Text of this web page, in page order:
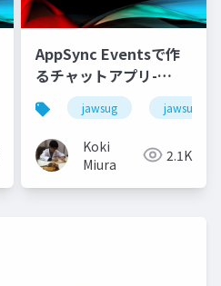
AppSync Eventsで作
るチャットアプリ-
Amplifyを使わずに-
jawsug
Koki
Miura
2.1K